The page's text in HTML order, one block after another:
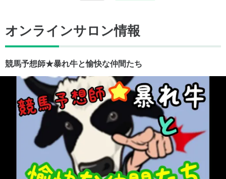
オンラインサロン情報
競馬予想師★暴れ牛と愉快な仲間たち